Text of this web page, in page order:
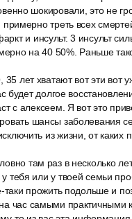
шокировали, это не
треть всех
и инсульт. 3 инсульт
на 40 50%. Раньше
лет хватают вот эти вот
будет долгое
с алексеем. Я вот это
шансы заболевания
из жизни, от каких
там раз в несколько
тебя или у твоей семьи
таки прожить подольше и
час самыми практичными